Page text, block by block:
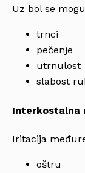
Uz bol se
trnci
pečenje
utrnulost
slabost
Interkostalna
Iritacija
oštru